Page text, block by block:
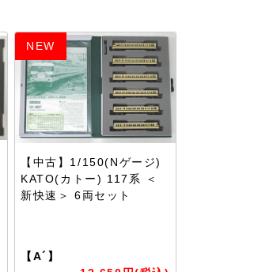
NEW
【中古】1/150(Nゲージ)
KATO(カトー) 117系 ＜
新快速＞ 6両セット
【A´】